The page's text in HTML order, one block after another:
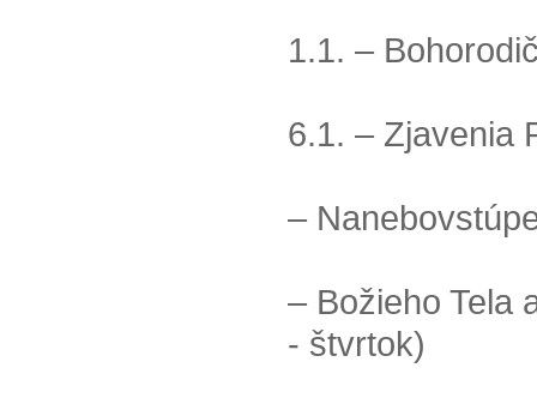
1.1. –
6.1. – Zjavenia
–
– Božieho Tela
- štvrtok)